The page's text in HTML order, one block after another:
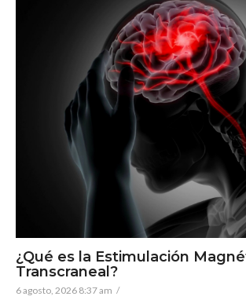
¿Qué es la Estimulación
Transcraneal?
6 agosto, 2026 8:37 am /